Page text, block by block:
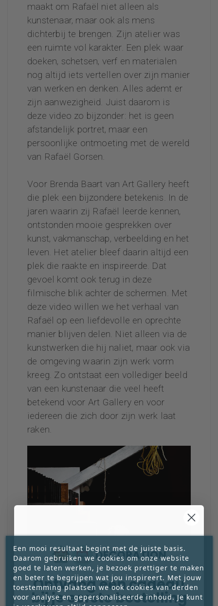
maakt om Rafaël niet alleen als
kunstenaar, maar ook als mens
dichterbij te brengen. Zijn atelier was
een ruimte vol karakter. Een plek waar
doeken, schetsen, verf en materialen
nog altijd iets vertellen over zijn manier
van werken en denken. Alles ademt er
zijn aanwezigheid. Juist daarom is
deze video zo bijzonder: het is geen
afstandelijk portret, maar een
persoonlijke ontmoeting met de wereld
van Rafaël Gorsen.
Voor Brenda Baart van Art Gallery heeft
die plek een bijzondere betekenis. In de
jaren waarin zij Rafaël leerde kennen,
ontstonden mooie gesprekken over
kunst, vakmanschap, verbeelding en het
leven. Het atelier bleef daarin altijd een
plek die raakte en inspireerde. Dat
gevoel komt ook terug in deze
filmische blik achter de schermen. Met
deze video willen we het verhaal van
Rafaël op een liefdevolle en oprechte
manier blijven delen. Niet alleen via de
kunstwerken die hij naliet, maar ook via
de omgeving waarin zijn werk vorm
kreeg. Zo ontstaat een vollediger beeld
van een kunstenaar die veel heeft
betekend voor Art Gallery en voor
iedereen die zich door zijn werk laat
raken.
Een mooi resultaat begint met de juiste basis.
Daarom gebruiken we cookies om onze website
goed te laten werken, je bezoek prettiger te maken
en beter te begrijpen wat jou inspireert. Met jouw
toestemming plaatsen we ook cookies van derden
voor analyse en gepersonaliseerde inhoud. Je kunt
Ontvang een cadeau
bij je eerste bestelling